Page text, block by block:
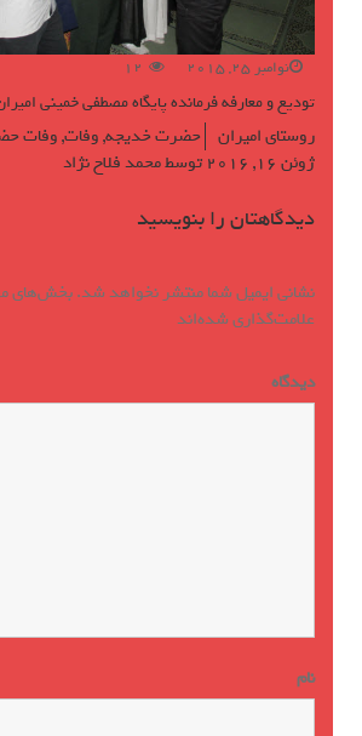
نوامبر 25, 2015 12
تودیع و معارفه فرمانده پایگاه مصطفی خمینی
روستای امیران حضرت خدیجه,وفات,وفات
ژوئن 16, 2016
توسطمحمد فلاح نژاد
دیدگاهتان را بنویسید
نشانی ایمیل شما منتشر نخواهد شد.بخش‌های
علامت‌گذاری شده‌اند
دیدگاه
نام